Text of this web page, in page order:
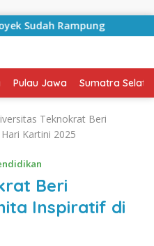
Rampung
Pulau Jawa Sumatra
Teknokrat Beri
Kartini 2025
Beri
Inspiratif di